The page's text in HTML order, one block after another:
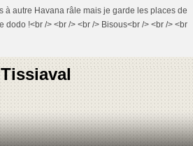
à autre Havana râle mais je garde les places de
!<br /> <br /> <br /> Bisous<br /> <br /> <br